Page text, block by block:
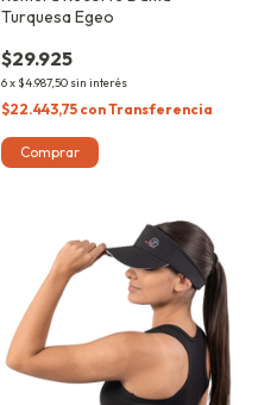
Turquesa Egeo
$29.925
6x $4.987,50 sin interés
$22.443,75 conTransferencia
Comprar